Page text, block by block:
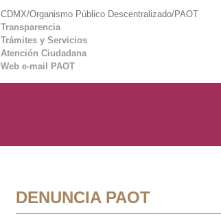
CDMX/Organismo Público Descentralizado/PAOT
Transparencia
Trámites y Servicios
Atención Ciudadana
Web e-mail PAOT
DENUNCIA PAOT